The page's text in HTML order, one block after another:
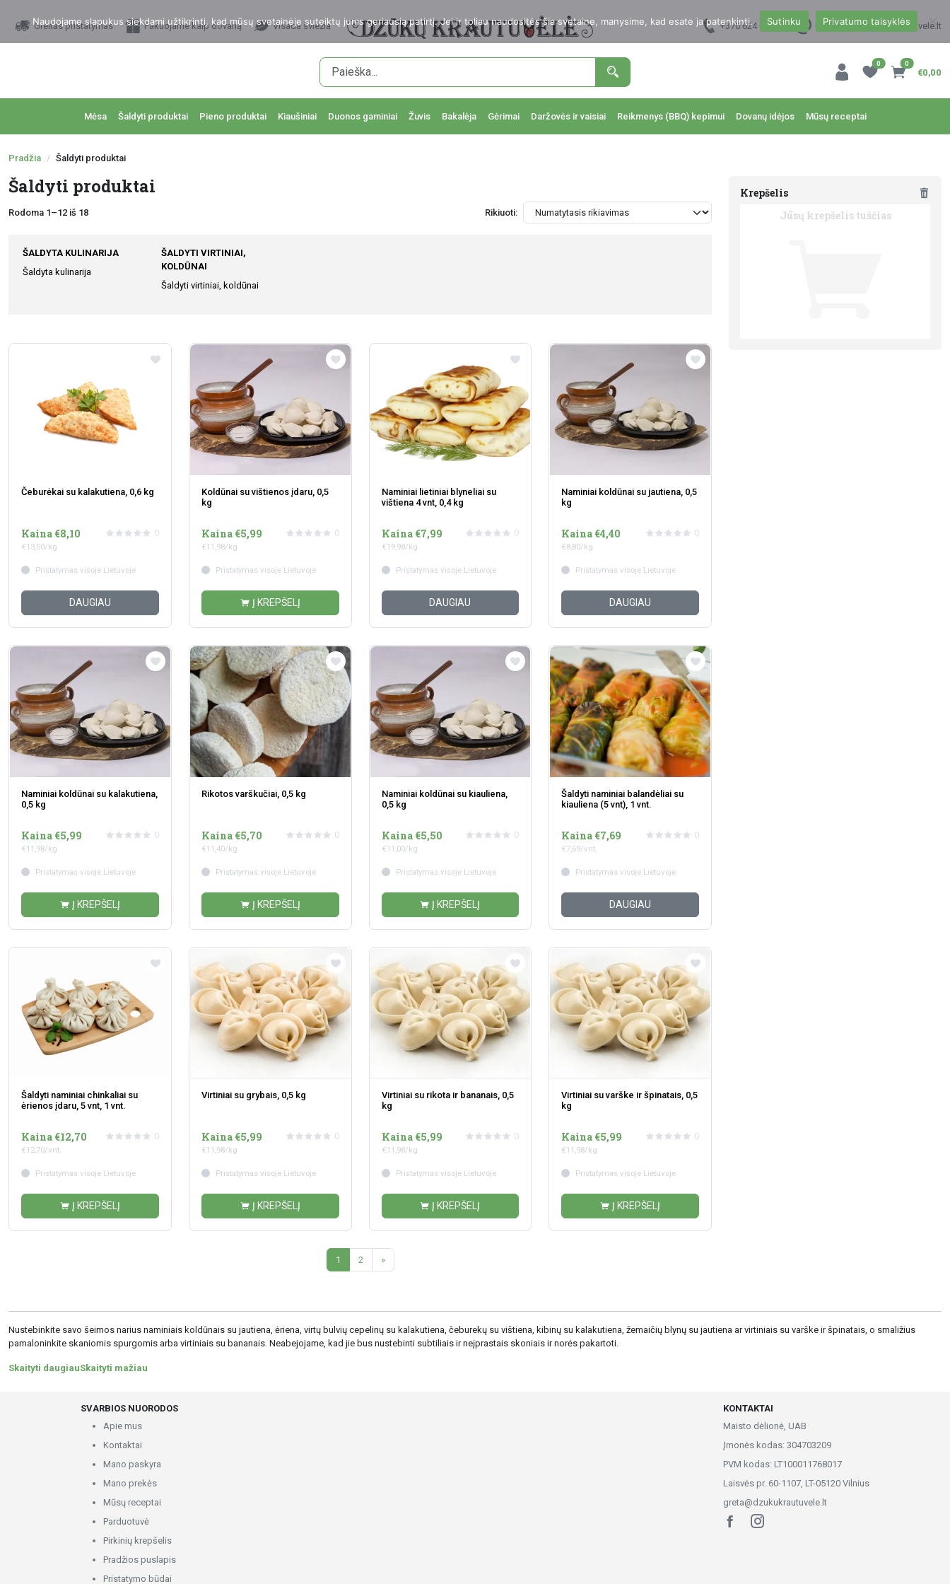
Greitas pristatymas Pakuojame kaip dovaną Visada šviežia +370 624 00988 uzsakymai@dzukukrautuvele.lt
0 0
€0,00
Mėsa Šaldyti produktai Pieno produktai Kiaušiniai Duonos gaminiai Žuvis Bakalėja Gėrimai Daržovės ir vaisiai Reikmenys (BBQ) kepimui Dovanų idėjos Mūsų receptai
Pradžia Šaldyti produktai
Šaldyti produktai
Rodoma 1–12 iš 18 Rikiuoti:
ŠALDYTA KULINARIJA
Šaldyta kulinarija
ŠALDYTI VIRTINIAI,
KOLDŪNAI
Šaldyti virtiniai, koldūnai
Čeburėkai su kalakutiena, 0,6 kg
Kaina €8,10
€13,50/kg
0
Pristatymas visoje Lietuvoje
DAUGIAU
Koldūnai su vištienos įdaru, 0,5
kg
Kaina €5,99
€11,98/kg
0
Pristatymas visoje Lietuvoje
Į KREPŠELĮ
Naminiai lietiniai blyneliai su
vištiena 4 vnt, 0,4 kg
Kaina €7,99
€19,98/kg
0
Pristatymas visoje Lietuvoje
DAUGIAU
Naminiai koldūnai su jautiena, 0,5
kg
Kaina €4,40
€8,80/kg
0
Pristatymas visoje Lietuvoje
DAUGIAU
Naminiai koldūnai su kalakutiena,
0,5 kg
Kaina €5,99
€11,98/kg
0
Pristatymas visoje Lietuvoje
Į KREPŠELĮ
Rikotos varškučiai, 0,5 kg
Kaina €5,70
€11,40/kg
0
Pristatymas visoje Lietuvoje
Į KREPŠELĮ
Naminiai koldūnai su kiauliena,
0,5 kg
Kaina €5,50
€11,00/kg
0
Pristatymas visoje Lietuvoje
Į KREPŠELĮ
Šaldyti naminiai balandėliai su
kiauliena (5 vnt), 1 vnt.
Kaina €7,69
€7,69/vnt.
0
Pristatymas visoje Lietuvoje
DAUGIAU
Šaldyti naminiai chinkaliai su
ėrienos įdaru, 5 vnt, 1 vnt.
Kaina €12,70
€12,70/vnt.
0
Pristatymas visoje Lietuvoje
Į KREPŠELĮ
Virtiniai su grybais, 0,5 kg
Kaina €5,99
€11,98/kg
0
Pristatymas visoje Lietuvoje
Į KREPŠELĮ
Virtiniai su rikota ir bananais, 0,5
kg
Kaina €5,99
€11,98/kg
0
Pristatymas visoje Lietuvoje
Į KREPŠELĮ
Virtiniai su varške ir špinatais, 0,5
kg
Kaina €5,99
€11,98/kg
0
Pristatymas visoje Lietuvoje
Į KREPŠELĮ
1 2 »
Krepšelis
Jūsų krepšelis tuščias
Nustebinkite savo šeimos narius naminiais koldūnais su jautiena, ėriena, virtų bulvių cepelinų su kalakutiena, čeburekų su vištiena, kibinų su kalakutiena, žemaičių blynų su jautiena ar virtiniais su varške ir špinatais, o smaližius
pamaloninkite skaniomis spurgomis arba virtiniais su bananais. Neabejojame, kad jie bus nustebinti subtiliais ir neįprastais skoniais ir norės pakartoti.
Skaityti daugiauSkaityti mažiau
SVARBIOS NUORODOS
Apie mus
Kontaktai
Mano paskyra
Mano prekės
Mūsų receptai
Parduotuvė
Pirkinių krepšelis
Pradžios puslapis
Pristatymo būdai
KONTAKTAI
Maisto dėlionė, UAB
Įmonės kodas: 304703209
PVM kodas: LT100011768017
Laisvės pr. 60-1107, LT-05120 Vilnius
greta@dzukukrautuvele.lt
Naudojame slapukus siekdami užtikrinti, kad mūsų svetainėje suteiktų jums geriausią patirtį. Jei ir toliau naudositės šia svetaine, manysime, kad esate ja patenkinti. Sutinku Privatumo taisyklės